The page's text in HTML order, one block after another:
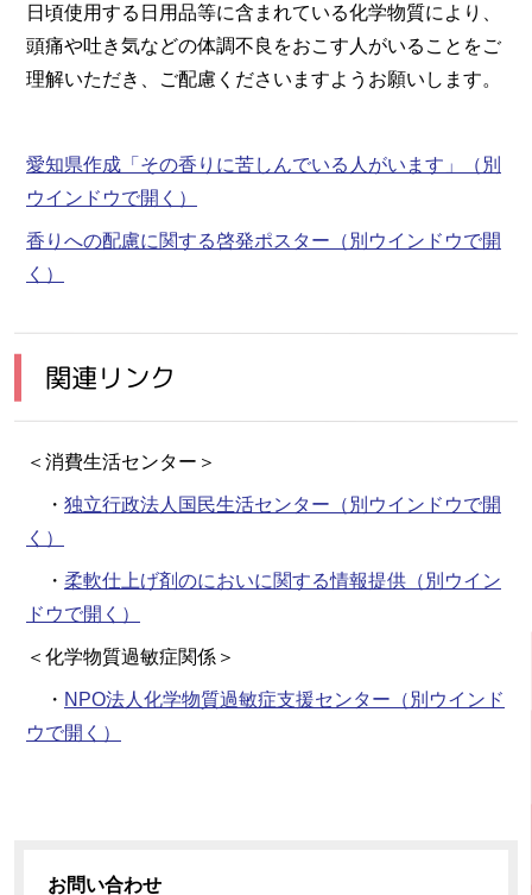
日頃使用する日用品等に含まれている化学物質により、
頭痛や吐き気などの体調不良をおこす人がいることをご
理解いただき、ご配慮くださいますようお願いします。
愛知県作成「その香りに苦しんでいる人がいます」
（別
ウインドウで開く）
香りへの配慮に関する啓発ポスター （別ウインドウで開
く）
関連リンク
＜消費生活センター＞
・ 独立行政法人国民生活センター （別ウインドウで開
く）
・ 柔軟仕上げ剤のにおいに関する情報提供 （別ウイン
ドウで開く）
＜化学物質過敏症関係＞
・ NPO法人化学物質過敏症支援センター （別ウインド
ウで開く）
お問い合わせ